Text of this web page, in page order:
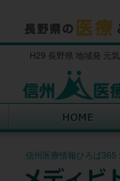
H29 長野県 地域発 元
信州医療情報ひろば365